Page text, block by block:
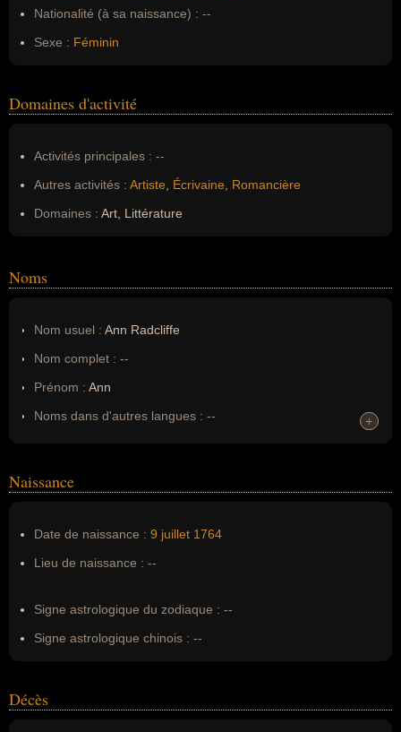
Nationalité (à sa naissance) : --
Sexe : Féminin
Domaines d'activité
Activités principales : --
Autres activités : Artiste Écrivaine
Romancière
Domaines : Art, Littérature
Noms
Nom usuel : Ann Radcliffe
Nom complet : --
Prénom : Ann
Noms dans d'autres langues : --
Nom de famille :Radcliffe
+
+
Naissance
Date de naissance : 9 juillet 1764
Lieu de naissance : --
Signe astrologique du zodiaque : --
Signe astrologique chinois : --
Décès